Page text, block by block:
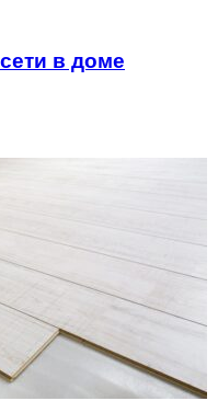
в доме